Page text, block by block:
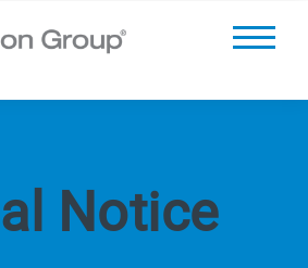
Notice